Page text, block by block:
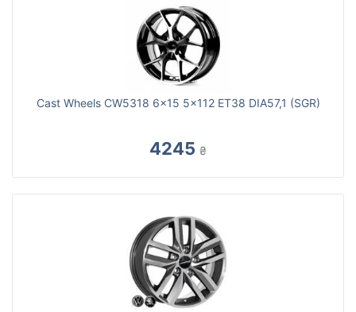
Cast Wheels CW5318 6x15 5x112 ET38 DIA57,1 (SGR)
4245 ₴